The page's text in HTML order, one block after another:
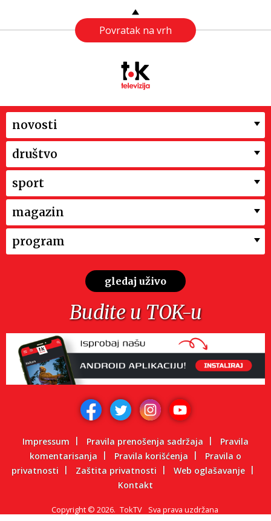
Povratak na vrh
novosti
društvo
sport
magazin
program
gledaj uživo
Budite u TOK-u
Impressum Pravila prenošenja sadržaja
Pravila
komentarisanja
Pravila korišćenja
Pravila o
privatnosti
Zaštita privatnosti
Web oglašavanje
Kontakt
Copyright © 2026. TokTV Sva prava uzdržana